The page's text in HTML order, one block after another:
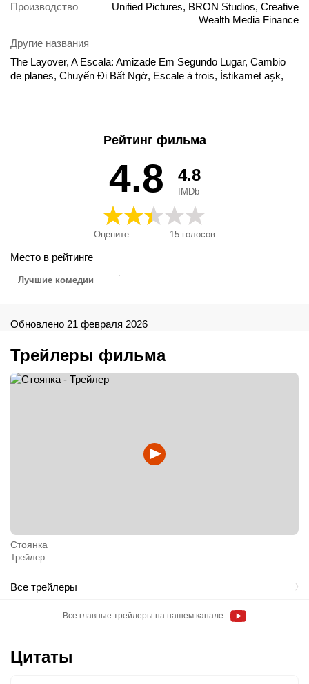
Производство
Unified Pictures, BRON Studios, Creative
Wealth Media Finance
Другие названия
The Layover, A Escala: Amizade Em Segundo Lugar, Cambio
de planes, Chuyến Đi Bất Ngờ, Escale à trois, İstikamet aşk,
Рейтинг фильма
4.8
Оцените 15 голосов
4.8
IMDb
Место в рейтинге
Лучшие комедии
Обновлено 21 февраля 2026
Трейлеры фильма
Стоянка
Трейлер
Все трейлеры
Все главные трейлеры на нашем канале
Цитаты